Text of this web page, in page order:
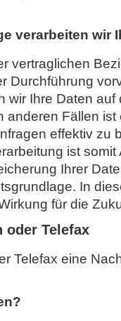
verarbeiten wir
vertraglichen
Durchführung
wir Ihre Daten auf
anderen Fällen
effektiv zu
ist somit
Ihrer
In
für die
oder Telefax
Telefax eine